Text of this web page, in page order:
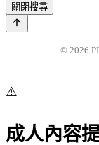
關閉搜尋
© 2026
⚠️
成人內容